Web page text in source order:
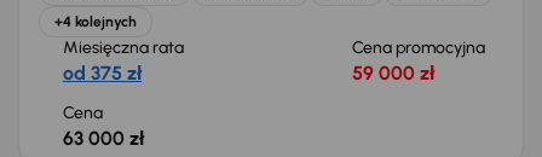
+4 kolejnych
Miesięczna rata
od 375 zł
Cena promocyjna
59 000 zł
Cena
63 000 zł